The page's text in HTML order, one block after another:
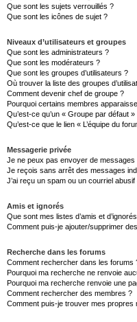
Que sont les sujets verrouillés ?
Que sont les icônes de sujet ?
Niveaux d’utilisateurs et groupes
Que sont les administrateurs ?
Que sont les modérateurs ?
Que sont les groupes d’utilisateurs ?
Où trouver la liste des groupes
Comment devenir chef de groupe ?
Pourquoi certains membres
Qu’est-ce qu’un « Groupe par défaut »
Qu’est-ce que le lien « L’équipe du
Messagerie privée
Je ne peux pas envoyer de messages
Je reçois sans arrêt des messages
J’ai reçu un spam ou un courriel
Amis et ignorés
Que sont mes listes d’amis et
Comment puis-je ajouter/supprimer
Recherche dans les forums
Comment rechercher dans les forums
Pourquoi ma recherche ne renvoie
Pourquoi ma recherche renvoie une
Comment rechercher des membres ?
Comment puis-je trouver mes propres